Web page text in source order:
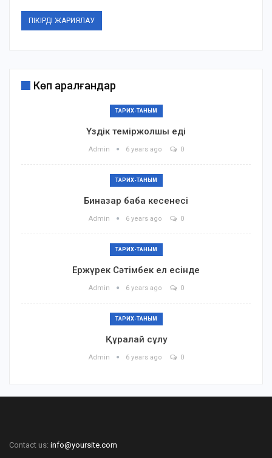
Көп қаралғандар
ТАРИХ-ТАНЫМ
Үздік теміржолшы еді
Admin 6 years ago 0
ТАРИХ-ТАНЫМ
Биназар баба кесенесі
Admin 6 years ago 0
ТАРИХ-ТАНЫМ
Ержүрек Сәтімбек ел есінде
Admin 6 years ago 0
ТАРИХ-ТАНЫМ
Құралай сұлу
Admin 6 years ago 0
Contact us: info@yoursite.com